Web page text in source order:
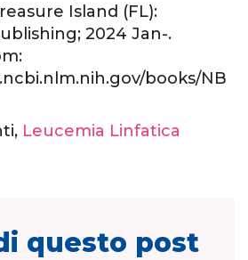
Island (FL):
2024 Jan-.
books/NB
Leucemia Linfatica
questo post